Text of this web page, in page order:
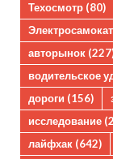
Техосмотр (80)
Электросамокат
авторынок
водительское
дороги (156)
исследование
лайфхак (642)